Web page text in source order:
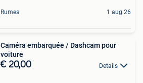
Rumes 1 aug 26
Caméra embarquée / Dashcam pour
voiture
€ 20,00 Details